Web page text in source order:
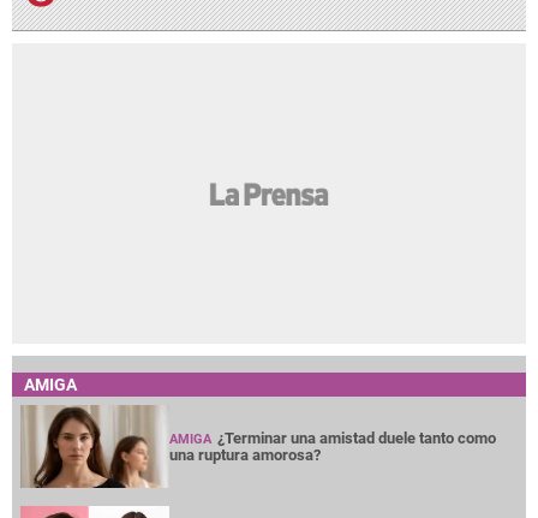
AMIGA
AMIGA ¿Terminar una amistad duele tanto como
una ruptura amorosa?